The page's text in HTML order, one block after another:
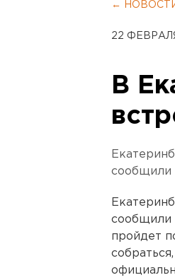
←
22
В
сообщили
сообщили
пройдет